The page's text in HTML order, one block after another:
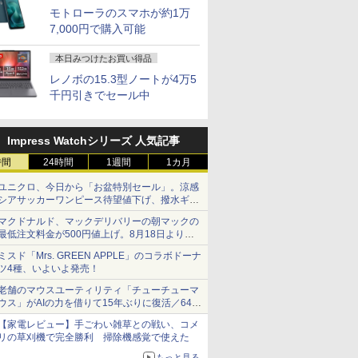
モトローラのスマホが約1万
7,000円で購入可能
本日みつけたお買い得品
レノボの15.3型ノートが4万5
千円引きでセール中
Impress Watchシリーズ 人気記事
24時間 1週間 1カ月
ニクロ、今日から「お盆特別セール」。涼感
アサッカーワンピース待望値下げ、撥水ギア
ョーツは1990円に
クドナルド、マックデリバリーの朝マックの
低注文料金が500円値上げ。8月18日より
円から受付
スド「Mrs. GREEN APPLE」のコラボドーナ
4種、いよいよ発売！
舗のマウスユーティリティ「チューチューマ
ス」がAIの力を借りて15年ぶりに復活／64bit
、Windows 10/11、「Chrome」も走り回
。復活記念で2026年末まで500円
家電レビュー】手ごわい雑草との戦い、コメ
の草刈機で完全勝利 掃除機感覚で使えた